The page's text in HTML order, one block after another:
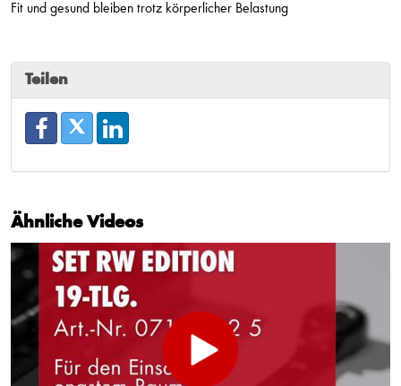
Fit und gesund bleiben trotz körperlicher Belastung
Teilen
Ähnliche Videos